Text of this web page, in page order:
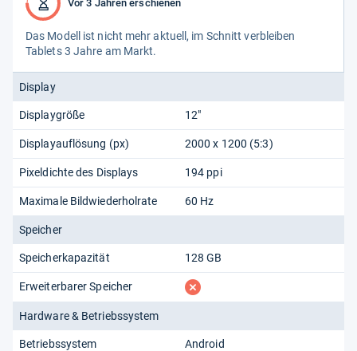
Vor 3 Jahren erschienen
Das Modell ist nicht mehr aktu­ell, im Schnitt ver­blei­ben
Tablets 3 Jahre am Markt.
Display
Displaygröße 12"
Displayauflösung (px) 2000 x 1200 (5:3)
Pixeldichte des Displays 194 ppi
Maximale Bildwiederholrate 60 Hz
Speicher
Speicherkapazität 128 GB
Erweiterbarer Speicher fehlt
Hardware & Betriebssystem
Betriebssystem Android